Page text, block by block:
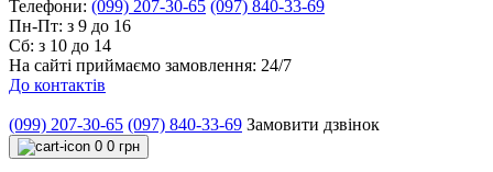
Телефони: (099) 207-30-65 (097) 840-33-69
Пн-Пт: з 9 до 16
Сб: з 10 до 14
На сайті приймаємо замовлення: 24/7
До контактів
(099) 207-30-65 (097) 840-33-69 Замовити дзвінок
0 0 грн